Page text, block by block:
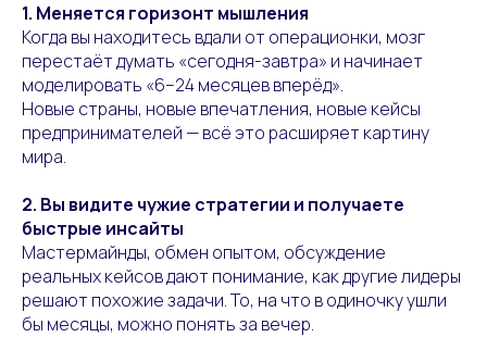
1. Меняется горизонт мышления
Когда вы находитесь вдали от операционки, мозг
перестаёт думать «сегодня-завтра» и начинает
моделировать «6–24 месяцев вперёд».
Новые страны, новые впечатления, новые кейсы
предпринимателей — всё это расширяет картину
мира.
2. Вы видите чужие стратегии и получаете
быстрые инсайты
Мастермайнды, обмен опытом, обсуждение
реальных кейсов дают понимание, как другие лидеры
решают похожие задачи. То, на что в одиночку ушли
бы месяцы, можно понять за вечер.